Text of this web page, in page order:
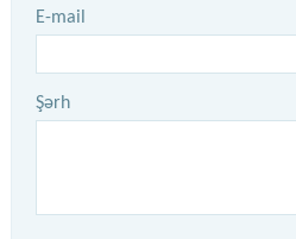
E-mail
Şərh